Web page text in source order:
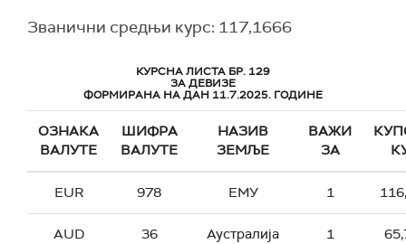
Званични средњи курс: 117,1666
КУРСНА ЛИСТА БР. 129
ЗА ДЕВИЗЕ
ФОРМИРАНА НА ДАН 11.7.2025. ГОДИНЕ
ОЗНАКА
ВАЛУТЕ
ШИФРА
ВАЛУТЕ
НАЗИВ
ЗЕМЉЕ
ВАЖИ
ЗА
EUR 978 ЕМУ 1
AUD 36 Аустралија 1